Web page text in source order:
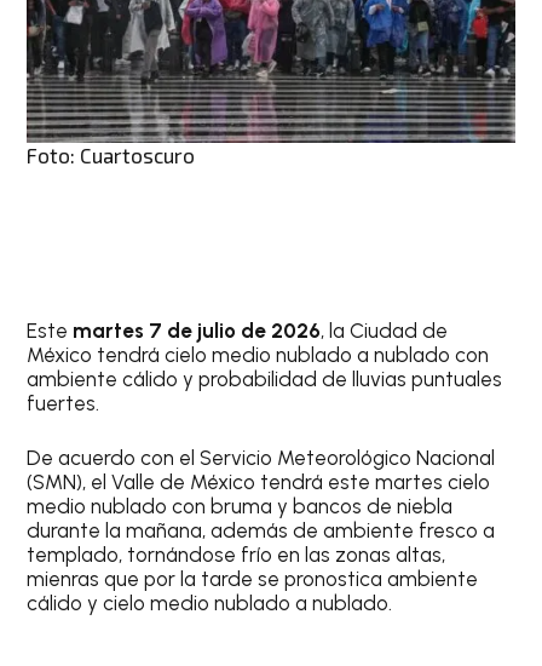
Foto: Cuartoscuro
Este martes 7 de julio de 2026, la Ciudad de
México tendrá cielo medio nublado a nublado con
ambiente cálido y probabilidad de lluvias puntuales
fuertes.
De acuerdo con el Servicio Meteorológico Nacional
(SMN), el Valle de México tendrá este martes cielo
medio nublado con bruma y bancos de niebla
durante la mañana, además de ambiente fresco a
templado, tornándose frío en las zonas altas,
mienras que por la tarde se pronostica ambiente
cálido y cielo medio nublado a nublado.